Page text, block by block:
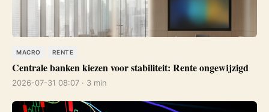
MACRO RENTE
Centrale banken kiezen voor stabiliteit: Rente ongewijzigd
2026-07-31 08:07 · 3 min